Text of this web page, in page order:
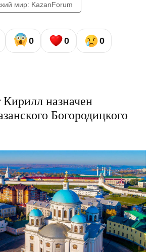
мир: KazanForum
0 0 0
назначен
Богородицкого